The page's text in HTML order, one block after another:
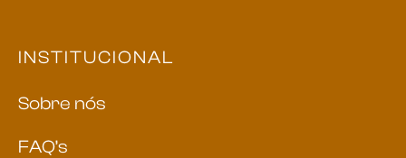
INSTITUCIONAL
Sobre nós
FAQ’s